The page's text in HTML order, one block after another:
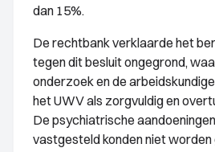
dan 15%.
De rechtbank verklaarde het
tegen dit besluit ongegrond,
onderzoek en de
het UWV als zorgvuldig en
De psychiatrische
vastgesteld konden niet